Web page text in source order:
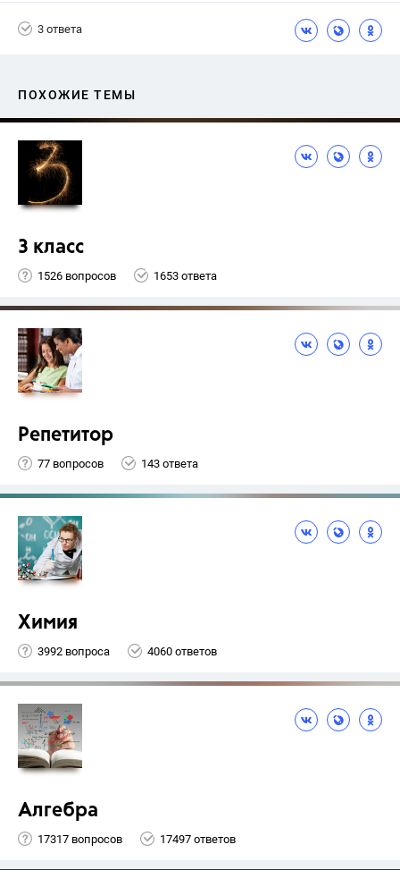
3 ответа
ПОХОЖИЕ ТЕМЫ
3 класс
1526 вопросов 1653 ответа
Репетитор
77 вопросов 143 ответа
Химия
3992 вопроса 4060 ответов
Алгебра
17317 вопросов 17497 ответов